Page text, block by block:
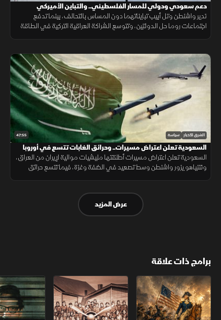
دعم سعودي ودولي للمسار الفلسطيني.. والتباين الأميركي
الإسرائيلي لا يمس جوهر التحالف
تدير واشنطن وتل أبيب تبايناتهما دون المساس بالتحالف، بينما تدفع
اجتماعات روما حل الدولتين، وتتوسع الشراكة العراقية التركية في الطاقة
47:55 الشرق للأخبار سياسة
السعودية تعلن اعتراض مسيرات.. وحرائق الغابات تتسع في أوروبا
السعودية تعلن اعتراض مسيرات أطلقتها مليشيات موالية لإيران من العراق،
ونتنياهو يزور واشنطن وسط تصعيد في الضفة وغزة، فيما تتسع حرائق
عرض المزيد
برامج ذات علاقة
الثورة الأميركية الكاميكاز.. تاريخ مجهول عودة الدجال